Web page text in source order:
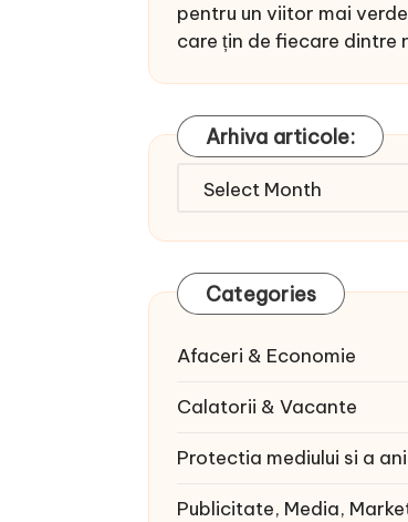
pentru un viitor mai
care țin de fiecare dintre
Arhiva articole:
Arhiva
Categories
Afaceri & Economie
Calatorii & Vacante
Protectia mediului si a
Publicitate, Media,